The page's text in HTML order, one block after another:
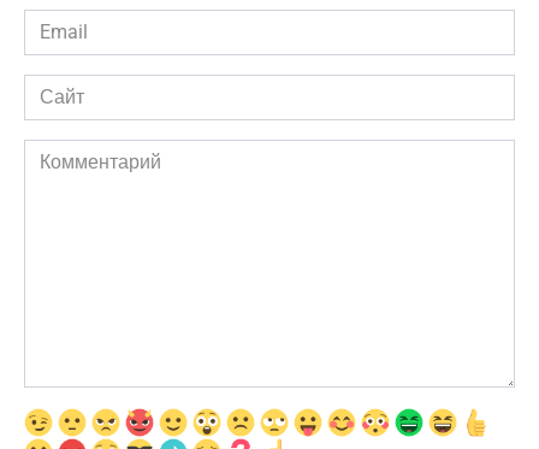
Email
*
Сайт
Комментарий